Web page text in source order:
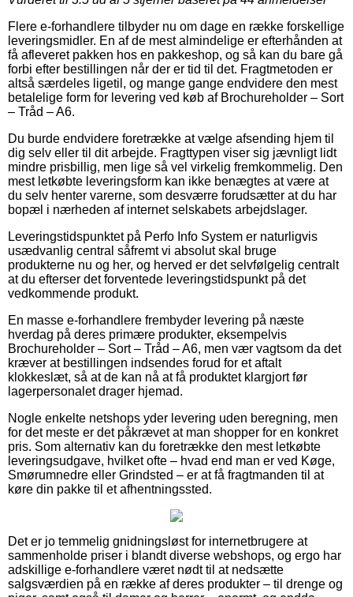
Flere e-forhandlere tilbyder nu om dage en række forskellige
leveringsmidler. En af de mest almindelige er efterhånden at
få afleveret pakken hos en pakkeshop, og så kan du bare gå
forbi efter bestillingen når der er tid til det. Fragtmetoden er
altså særdeles ligetil, og mange gange endvidere den mest
betalelige form for levering ved køb af Brochureholder – Sort
– Tråd – A6.
Du burde endvidere foretrække at vælge afsending hjem til
dig selv eller til dit arbejde. Fragttypen viser sig jævnligt lidt
mindre prisbillig, men lige så vel virkelig fremkommelig. Den
mest letkøbte leveringsform kan ikke benægtes at være at
du selv henter varerne, som desværre forudsætter at du har
bopæl i nærheden af internet selskabets arbejdslager.
Leveringstidspunktet på Perfo Info System er naturligvis
usædvanlig central såfremt vi absolut skal bruge
produkterne nu og her, og herved er det selvfølgelig centralt
at du efterser det forventede leveringstidspunkt på det
vedkommende produkt.
En masse e-forhandlere frembyder levering på næste
hverdag på deres primære produkter, eksempelvis
Brochureholder – Sort – Tråd – A6, men vær vagtsom da det
kræver at bestillingen indsendes forud for et aftalt
klokkeslæt, så at de kan nå at få produktet klargjort før
lagerpersonalet drager hjemad.
Nogle enkelte netshops yder levering uden beregning, men
for det meste er det påkrævet at man shopper for en konkret
pris. Som alternativ kan du foretrække den mest letkøbte
leveringsudgave, hvilket ofte – hvad end man er ved Køge,
Smørumnedre eller Grindsted – er at få fragtmanden til at
køre din pakke til et afhentningssted.
Det er jo temmelig gnidningsløst for internetbrugere at
sammenholde priser i blandt diverse webshops, og ergo har
adskillige e-forhandlere været nødt til at nedsætte
salgsværdien på en række af deres produkter – til drenge og